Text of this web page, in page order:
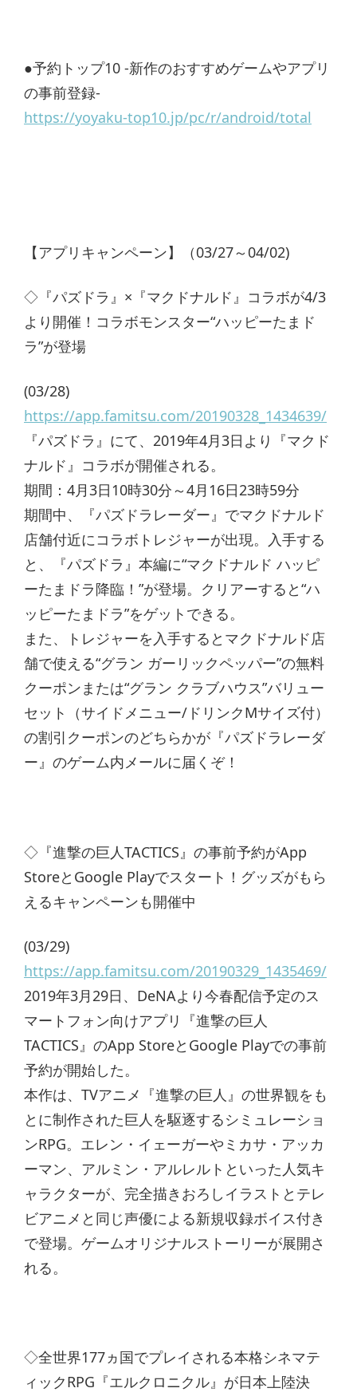
●予約トップ10 -新作のおすすめゲームやアプリ
の事前登録-
https://yoyaku-top10.jp/pc/r/android/total
【アプリキャンペーン】（03/27～04/02)
◇『パズドラ』×『マクドナルド』コラボが4/3
より開催！コラボモンスター“ハッピーたまド
ラ”が登場
(03/28)
https://app.famitsu.com/20190328_1434639/
『パズドラ』にて、2019年4月3日より『マクド
ナルド』コラボが開催される。
期間：4月3日10時30分～4月16日23時59分
期間中、『パズドラレーダー』でマクドナルド
店舗付近にコラボトレジャーが出現。入手する
と、『パズドラ』本編に“マクドナルド ハッピ
ーたまドラ降臨！”が登場。クリアーすると“ハ
ッピーたまドラ”をゲットできる。
また、トレジャーを入手するとマクドナルド店
舗で使える“グラン ガーリックペッパー”の無料
クーポンまたは“グラン クラブハウス”バリュー
セット（サイドメニュー/ドリンクMサイズ付）
の割引クーポンのどちらかが『パズドラレーダ
ー』のゲーム内メールに届くぞ！
◇『進撃の巨人TACTICS』の事前予約がApp
StoreとGoogle Playでスタート！グッズがもら
えるキャンペーンも開催中
(03/29)
https://app.famitsu.com/20190329_1435469/
2019年3月29日、DeNAより今春配信予定のス
マートフォン向けアプリ『進撃の巨人
TACTICS』のApp StoreとGoogle Playでの事前
予約が開始した。
本作は、TVアニメ『進撃の巨人』の世界観をも
とに制作された巨人を駆逐するシミュレーショ
ンRPG。エレン・イェーガーやミカサ・アッカ
ーマン、アルミン・アルレルトといった人気キ
ャラクターが、完全描きおろしイラストとテレ
ビアニメと同じ声優による新規収録ボイス付き
で登場。ゲームオリジナルストーリーが展開さ
れる。
◇全世界177ヵ国でプレイされる本格シネマテ
ィックRPG『エルクロニクル』が日本上陸決